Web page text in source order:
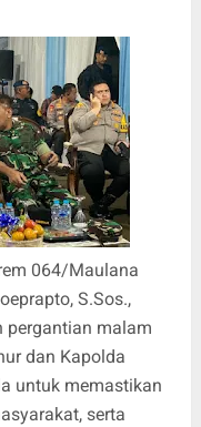
064/Maulana
S.Sos.,
pergantian malam
dan Kapolda
untuk memastikan
serta